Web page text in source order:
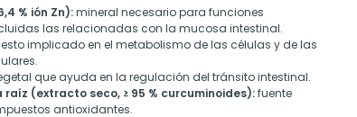
% ión Zn):mineral necesario para funciones
las relacionadas con la mucosa intestinal.
implicado en el metabolismo de las células y de las
que ayuda en la regulación del tránsito intestinal.
raíz (extracto seco, ≥ 95 % curcuminoides):fuente
antioxidantes.